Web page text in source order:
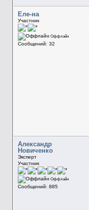
Еле-на
Участник
Оффлайн
Сообщений: 32
Александр
Новиченко
Эксперт
Участник
Оффлайн
Сообщений: 885